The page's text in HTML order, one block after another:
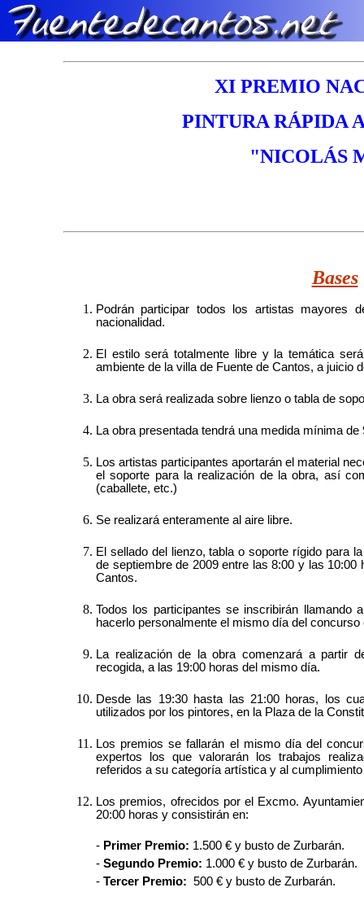
XI PREMIO
PINTURA RÁPIDA
"NICOLÁS
Bases
Podrán participar todos los artistas mayores
nacionalidad.
El estilo será totalmente libre y la temática
ambiente de la villa de Fuente de Cantos, a juicio
La obra será realizada sobre lienzo o tabla de
La obra presentada tendrá una medida mínima de
Los artistas participantes aportarán el material
el soporte para la realización de la obra, así
(caballete, etc.)
Se realizará enteramente al aire libre.
El sellado del lienzo, tabla o soporte rígido para
de septiembre de 2009 entre las 8:00 y las
Cantos.
Todos los participantes se inscribirán llamando
hacerlo personalmente el mismo día del
La realización de la obra comenzará a partir
recogida, a las 19:00 horas del mismo día.
Desde las 19:30 hasta las 21:00 horas, los
utilizados por los pintores, en la Plaza de la
Los premios se fallarán el mismo día del
expertos los que valorarán los trabajos
referidos a su categoría artística y al
Los premios, ofrecidos por el Excmo.
20:00 horas y consistirán en:
- Primer Premio: 1.500 € y busto de Zurbarán.
- Segundo Premio: 1.000 € y busto de Zurbarán.
- Tercer Premio: 500 € y busto de Zurbarán.